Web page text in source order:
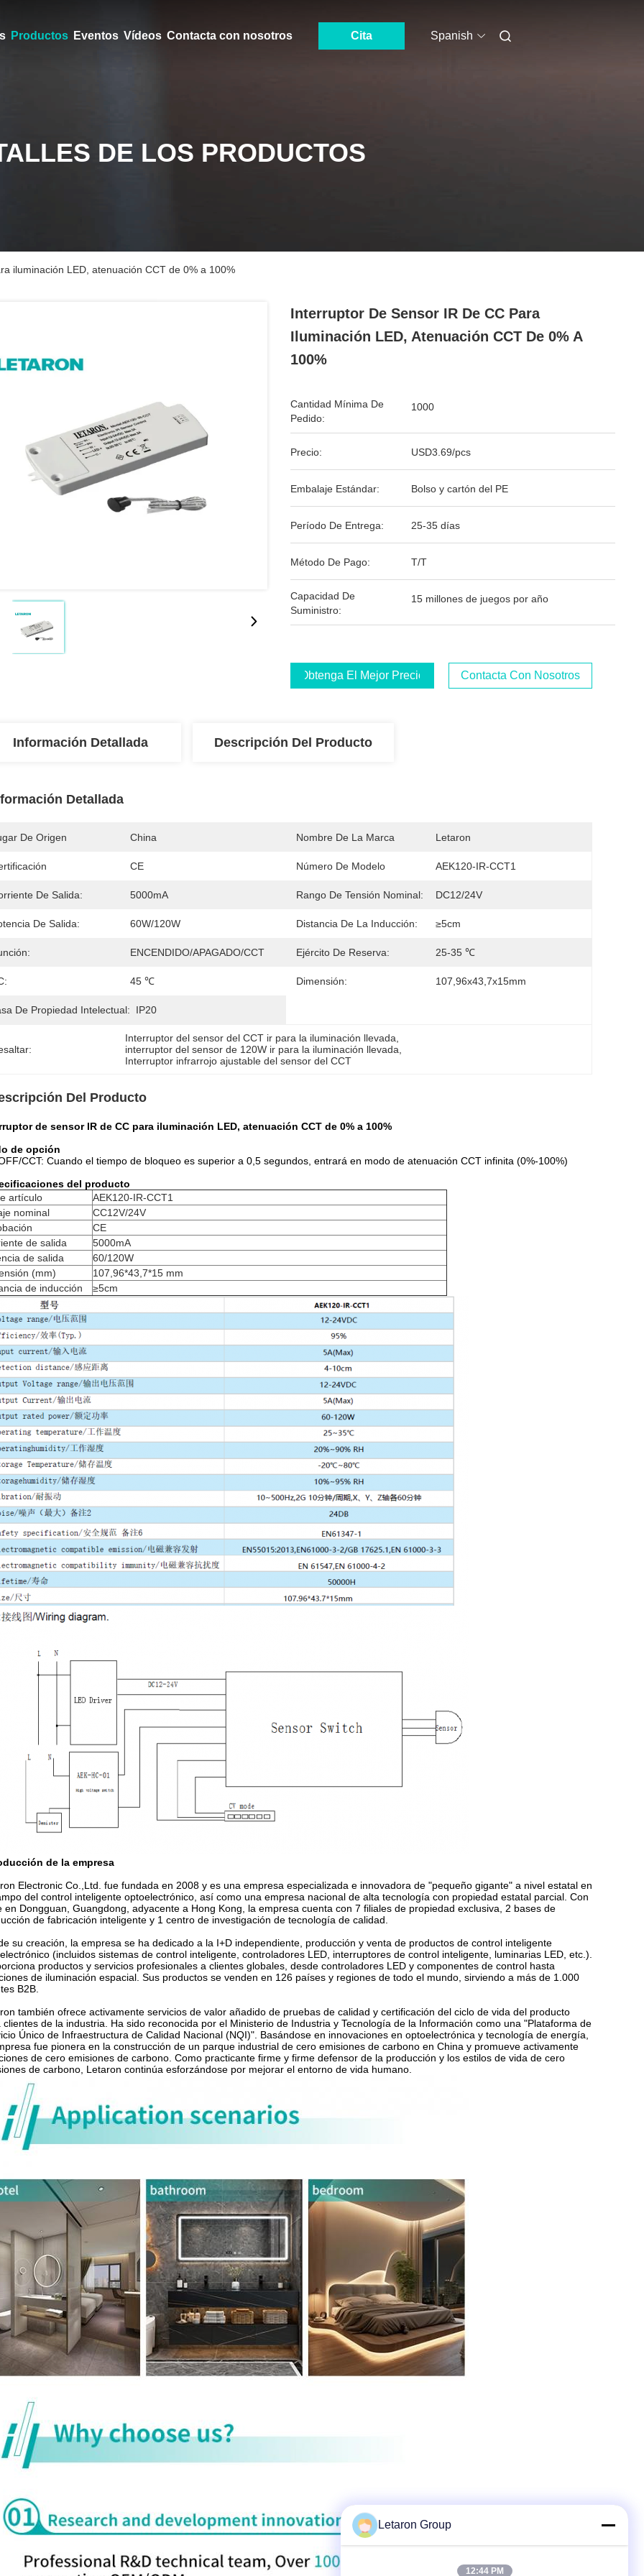
Productos Eventos Vídeos Contacta con nosotros Cita Spanish
DE LOS PRODUCTOS
iluminación LED, atenuación CCT de 0% a 100%
Interruptor De Sensor IR De CC Para
Iluminación LED, Atenuación CCT De 0% A
100%
Cantidad Mínima De
Pedido:
1000
Precio: USD3.69/pcs
Embalaje Estándar: Bolso y cartón del PE
Período De Entrega: 25-35 días
Método De Pago: T/T
Capacidad De
Suministro:
15 millones de juegos por año
Obtenga El Mejor Precio Contacta Con Nosotros
Información Detallada Descripción Del Producto
Detallada
De Origen China Nombre De La Marca Letaron
CE Número De Modelo AEK120-IR-CCT1
De Salida: 5000mA Rango De Tensión Nominal: DC12/24V
De Salida: 60W/120W Distancia De La Inducción: ≥5cm
ENCENDIDO/APAGADO/CCT Ejército De Reserva: 25-35 ℃
45 ℃ Dimensión: 107,96x43,7x15mm
De Propiedad Intelectual: IP20
Interruptor del sensor del CCT ir para la iluminación llevada
interruptor del sensor de 120W ir para la iluminación llevada
Interruptor infrarrojo ajustable del sensor del CCT
Del Producto
de sensor IR de CC para iluminación LED, atenuación CCT de 0% a 100%
de opción
CCT: Cuando el tiempo de bloqueo es superior a 0,5 segundos, entrará en modo de atenuación CCT infinita (0%-100%)
del producto
artículo
AEK120-IR-CCT1
nominal
CC12V/24V
CE
de salida
5000mA
de salida
60/120W
(mm)
107,96*43,7*15 mm
de inducción
≥5cm
de la empresa
Electronic Co.,Ltd. fue fundada en 2008 y es una empresa especializada e innovadora de "pequeño gigante" a nivel estatal en
del control inteligente optoelectrónico, así como una empresa nacional de alta tecnología con propiedad estatal parcial. Con
en Dongguan, Guangdong, adyacente a Hong Kong, la empresa cuenta con 7 filiales de propiedad exclusiva, 2 bases de
de fabricación inteligente y 1 centro de investigación de tecnología de calidad.
su creación, la empresa se ha dedicado a la I+D independiente, producción y venta de productos de control inteligente
(incluidos sistemas de control inteligente, controladores LED, interruptores de control inteligente, luminarias LED, etc.).
productos y servicios profesionales a clientes globales, desde controladores LED y componentes de control hasta
de iluminación espacial. Sus productos se venden en 126 países y regiones de todo el mundo, sirviendo a más de 1.000
B2B.
también ofrece activamente servicios de valor añadido de pruebas de calidad y certificación del ciclo de vida del producto
clientes de la industria. Ha sido reconocida por el Ministerio de Industria y Tecnología de la Información como una "Plataforma de
Único de Infraestructura de Calidad Nacional (NQI)". Basándose en innovaciones en optoelectrónica y tecnología de energía,
fue pionera en la construcción de un parque industrial de cero emisiones de carbono en China y promueve activamente
de cero emisiones de carbono. Como practicante firme y firme defensor de la producción y los estilos de vida de cero
de carbono, Letaron continúa esforzándose por mejorar el entorno de vida humano.
Letaron Group
12:44 PM